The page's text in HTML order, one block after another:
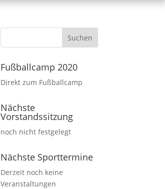
Fußballcamp 2020
Direkt zum Fußballcamp
Nächste
Vorstandssitzung
noch nicht festgelegt
Nächste Sporttermine
Derzeit noch keine
Veranstaltungen